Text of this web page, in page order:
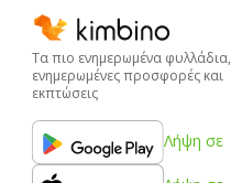
Τα πιο ενημερωμένα φυλλάδια,
ενημερωμένες προσφορές και
εκπτώσεις
Λήψη σε